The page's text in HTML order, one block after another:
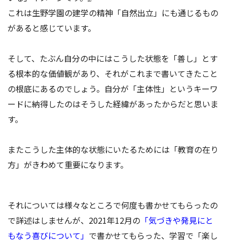
これは生野学園の建学の精神「自然出立」にも通じるもの
があると感じています。
そして、たぶん自分の中にはこうした状態を「善し」とす
る根本的な価値観があり、それがこれまで書いてきたこと
の根底にあるのでしょう。自分が「主体性」というキーワ
ードに納得したのはそうした経緯があったからだと思いま
す。
またこうした主体的な状態にいたるためには「教育の在り
方」がきわめて重要になります。
それについては様々なところで何度も書かせてもらったの
で詳述はしませんが、2021年12月の 「気づきや発見にと
もなう喜びについて」 で書かせてもらった、学習で「楽し